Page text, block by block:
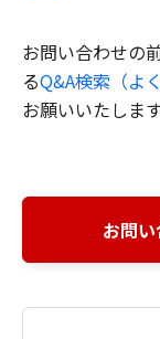
お問い合わせの
るQ&A検索（よ
お願いいたします
お問